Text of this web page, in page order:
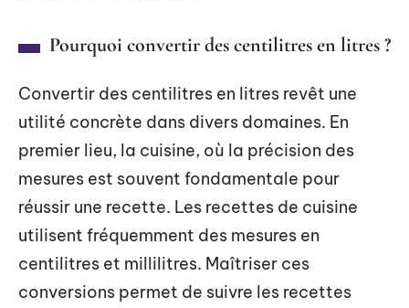
Pourquoi convertir des centilitres en litres ?
Convertir des centilitres en litres revêt une
utilité concrète dans divers domaines. En
premier lieu, la cuisine, où la précision des
mesures est souvent fondamentale pour
réussir une recette. Les recettes de cuisine
utilisent fréquemment des mesures en
centilitres et millilitres. Maîtriser ces
conversions permet de suivre les recettes